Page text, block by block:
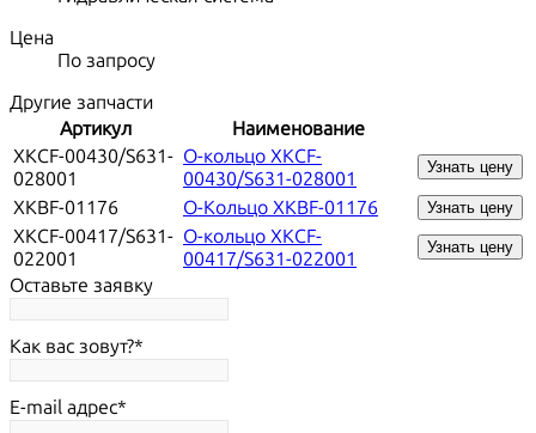
Цена
По запросу
Другие запчасти
Артикул
Наименование
XKCF-00430/S631-
028001
О-кольцо XKCF-
00430/S631-028001
Узнать цену
XKBF-01176 О-Кольцо XKBF-01176 Узнать цену
XKCF-00417/S631-
022001
О-кольцо XKCF-
00417/S631-022001
Узнать цену
Оставьте заявку
Как вас зовут?
E-mail адрес